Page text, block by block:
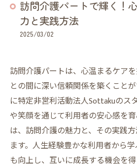
訪問介護パートで輝く！
力と実践方法
2025/03/02
訪問介護パートは、心温まるケア
との間に深い信頼関係を築くこと
に特定非営利活動法人Sottakuのス
や笑顔を通じて利用者の安心感を
は、訪問介護の魅力と、その実践
ます。人生経験豊かな利用者から
も向上し、互いに成長する機会を